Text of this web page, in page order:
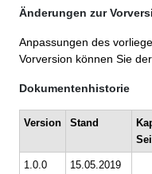
Änderungen zur
Anpassungen des
Vorversion können Sie
Dokumentenhistorie
Version Stand
1.0.0 15.05.2019